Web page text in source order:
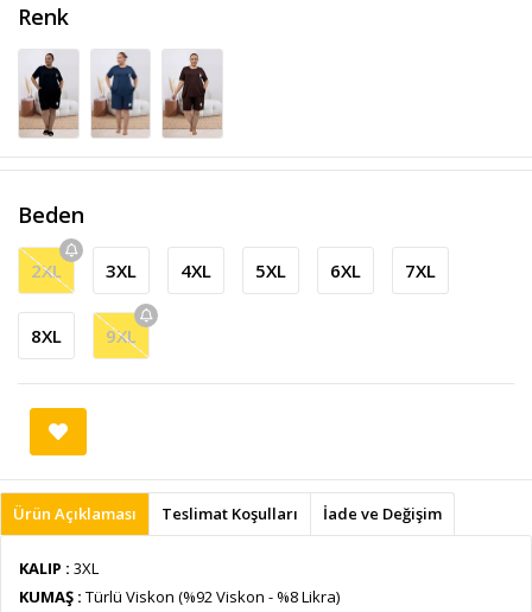
Renk
Beden
2XL 3XL 4XL 5XL 6XL 7XL
8XL 9XL
Ürün Açıklaması Teslimat Koşulları İade ve Değişim
KALIP : 3XL
KUMAŞ : Türlü Viskon (%92 Viskon - %8 Likra)